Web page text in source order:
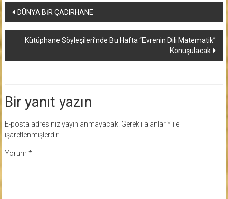
Yazı
dolaşımı
DÜNYA BİR ÇADIRHANE
Kütüphane Söyleşileri’nde Bu Hafta “Evrenin Dili Matematik”
Konuşulacak
Bir yanıt yazın
E-posta adresiniz yayınlanmayacak. Gerekli alanlar*ile
işaretlenmişlerdir
Yorum *